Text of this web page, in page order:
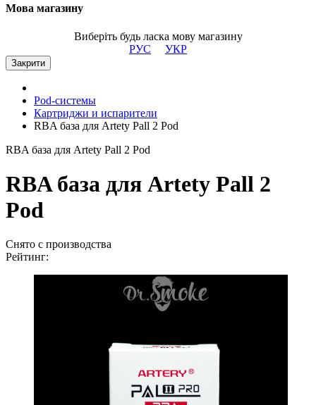
Мова магазину
Виберіть будь ласка мову магазину
РУС
УКР
Закрити
Pod-системы
Картриджи и испарители
RBA база для Artety Pall 2 Pod
RBA база для Artety Pall 2 Pod
RBA база для Artety Pall 2
Pod
Снято с производства
Рейтинг: